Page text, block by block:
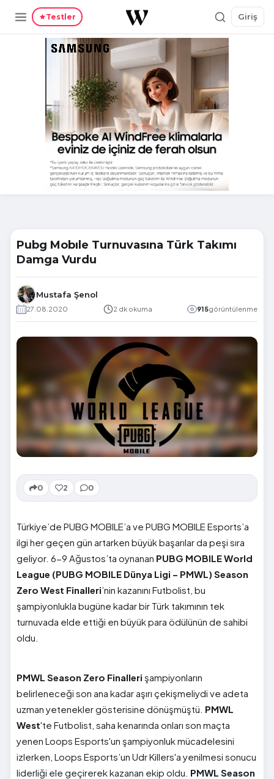
Testler Giriş
Pubg Mobıle Turnuvasına Türk Takımı
Damga Vurdu
Mustafa Şenol
27.08.2020 2 dk okuma 915görüntülenme
0 2 0
Türkiye’de PUBG MOBILE’a ve PUBG MOBILE Esports’a
ilgi her geçen gün artarken büyük başarılar da peşi sıra
geliyor. 6-9 Ağustos’ta oynanan PUBG MOBILE World
League (PUBG MOBILE Dünya Ligi – PMWL) Season
Zero West Finalleri’nin kazanını Futbolist, bu
şampiyonlukla bugüne kadar bir Türk takımının tek
turnuvada elde ettiği en büyük para ödülünün de sahibi
oldu.
PMWL Season Zero Finalleri şampiyonların
belirleneceği son ana kadar aşırı çekişmeliydi ve adeta
uzman yetenekler gösterisine dönüşmüştü. PMWL
West'te Futbolist, saha kenarında onları son maçta
yenen Loops Esports'un şampiyonluk mücadelesini
izlerken, Loops Esports’un Udr Killers'a yenilmesi sonucu
liderliği ele geçirerek kazanan ekip oldu. PMWL Season